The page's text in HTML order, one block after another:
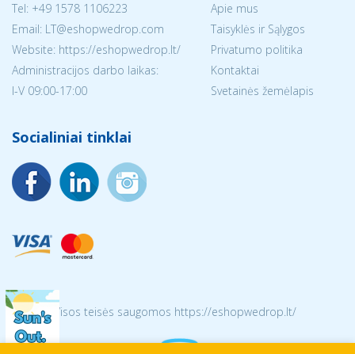
Tel: +49 1578 1106223
Email: LT@eshopwedrop.com
Website: https://eshopwedrop.lt/
Administracijos darbo laikas:
I-V 09:00-17:00
Apie mus
Taisyklės ir Sąlygos
Privatumo politika
Kontaktai
Svetainės žemėlapis
Socialiniai tinklai
© 2026 Visos teisės saugomos https://eshopwedrop.lt/